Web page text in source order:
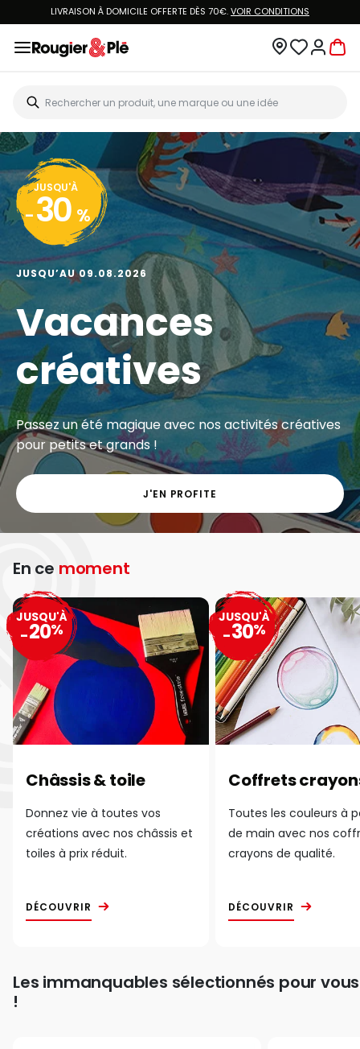
LIVRAISON À DOMICILE OFFERTE DÈS 70€.VOIR CONDITIONS
JUSQU'À
- 30 %
JUSQU’AU 09.08.2026
Vacances
créatives
Passez un été magique avec nos activités créatives
pour petits et grands !
J'EN PROFITE
En ce moment
Châssis & toile
Donnez vie à toutes vos
créations avec nos châssis et
toiles à prix réduit.
DÉCOUVRIR
JUSQU'À
-20%
Coffrets
Toutes les couleurs à
de main avec nos
crayons de qualité.
DÉCOUVRIR
JUSQU'À
-30%
Les immanquables sélectionnés pour vous
!